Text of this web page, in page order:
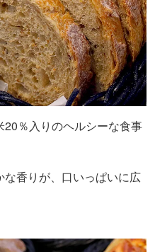
20％入りのヘルシーな食事
香りが、口いっぱいに広